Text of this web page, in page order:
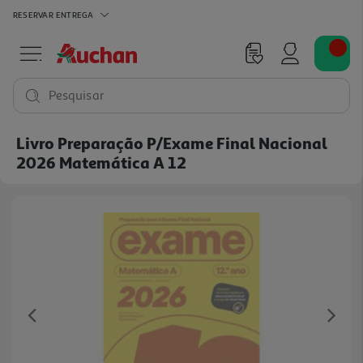
RESERVAR ENTREGA
Pesquisar
Livro Preparação P/exame Final Nacional
2026 Matemática A 12
Previous